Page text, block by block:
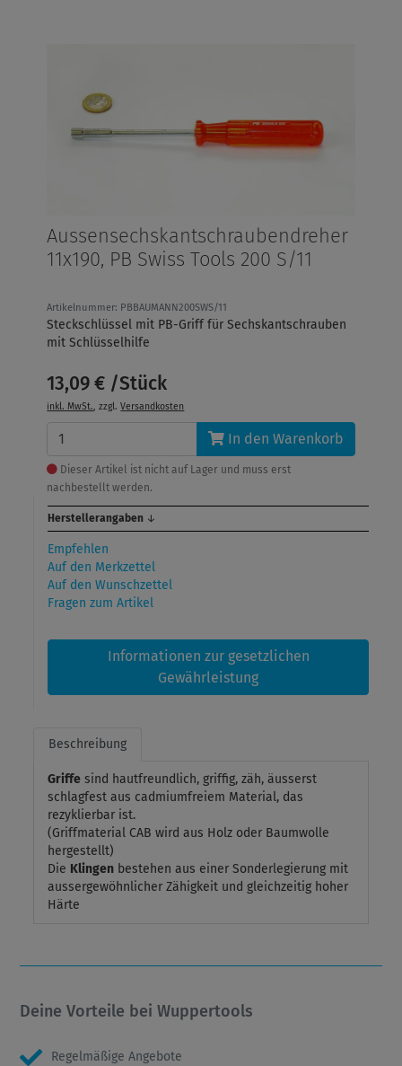
Aussensechskantschraubendreher
11x190, PB Swiss Tools 200 S/11
Artikelnummer: PBBAUMANN200SWS/11
Steckschlüssel mit PB-Griff für Sechskantschrauben
mit Schlüsselhilfe
13,09 € /Stück
inkl. MwSt., zzgl.Versandkosten
In den Warenkorb
Dieser Artikel ist nicht auf Lager und muss erst
nachbestellt werden.
Herstellerangaben ↓
Empfehlen
Auf den Merkzettel
Auf den Wunschzettel
Fragen zum Artikel
Informationen zur gesetzlichen
Gewährleistung
Beschreibung
Griffe sind hautfreundlich, griffig, zäh, äusserst
schlagfest aus cadmiumfreiem Material, das
rezyklierbar ist.
(Griffmaterial CAB wird aus Holz oder Baumwolle
hergestellt)
Die Klingen bestehen aus einer Sonderlegierung mit
aussergewöhnlicher Zähigkeit und gleichzeitig hoher
Härte
Deine Vorteile bei Wuppertools
Regelmäßige Angebote